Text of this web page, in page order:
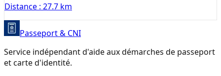
Distance : 27.7 km
Passeport & CNI
Service indépendant d'aide aux démarches de passeport
et carte d'identité.